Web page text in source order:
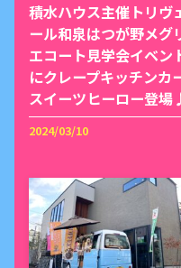
積水ハウス主催トリヴ
ール和泉はつが野メグ
エコート見学会イベン
にクレープキッチンカ
スイーツヒーロー登場
2024/03/10